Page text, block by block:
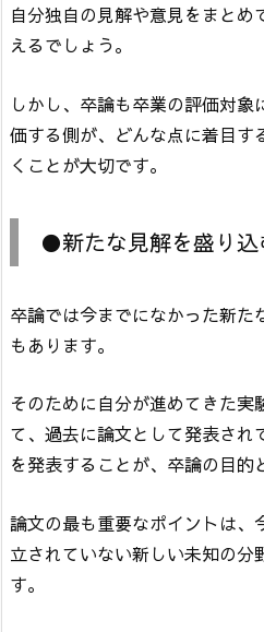
自分独自の見解や意見をまと
えるでしょう。
しかし、卒論も卒業の評価対
価する側が、どんな点に着目す
くことが大切です。
●新たな見解を盛り込
卒論では今までになかった新た
もあります。
そのために自分が進めてきた実
て、過去に論文として発表され
を発表することが、卒論の目的
論文の最も重要なポイントは、
立されていない新しい未知の分
す。